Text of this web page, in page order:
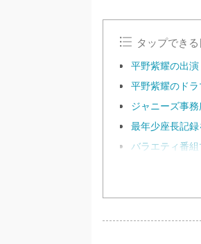
タップでき
平野紫耀の出
平野紫耀のド
ジャニーズ事
最年少座長記
バラエティ番